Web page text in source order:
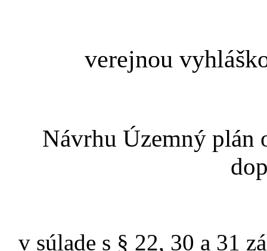
verejnou
Návrhu Územný plán
v súlade s § 22, 30 a 31